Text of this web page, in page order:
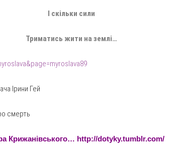
І скільки сили
Триматись жити на землі…
Ірини Гей
смерть
Крижанівського… http://dotyky.tumblr.com/